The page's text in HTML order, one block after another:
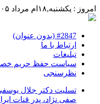
امروز : یکشنبه,۱۸ام مرداد ۱۴۰۵
#2847 (بدون عنوان)
ارتباط با ما
تبلیغات
سیاست حفظ حریم
نظرسنجی
تسلیت دکتر جلال
صفی نژاد، پدر قنات